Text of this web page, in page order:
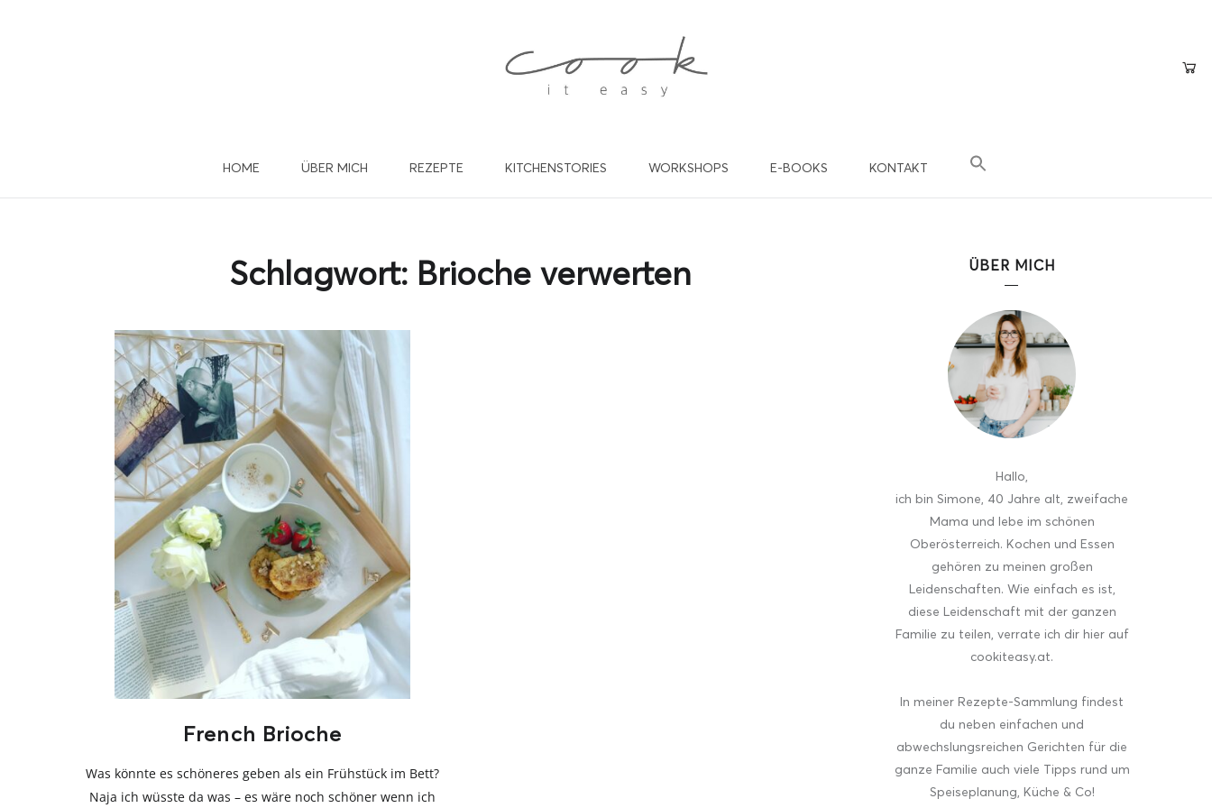
HOME ÜBER MICH REZEPTE KITCHENSTORIES WORKSHOPS E-BOOKS KONTAKT
Schlagwort: Brioche verwerten
French Brioche
Was könnte es schöneres geben als ein Frühstück im Bett?
Naja ich wüsste da was – es wäre noch schöner wenn ich
ÜBER MICH
Hallo
ich bin Simone, 40 Jahre alt, zweifache
Mama und lebe im schönen
Oberösterreich. Kochen und Essen
gehören zu meinen großen
Leidenschaften. Wie einfach es ist,
diese Leidenschaft mit der ganzen
Familie zu teilen, verrate ich dir hier auf
cookiteasy.at.
In meiner Rezepte-Sammlung findest
du neben einfachen und
abwechslungsreichen Gerichten für die
ganze Familie auch viele Tipps rund um
Speiseplanung, Küche & Co!
×
und Beiträge mehr verpassen?